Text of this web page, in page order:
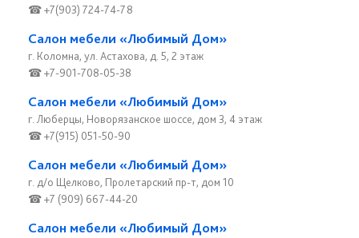
☎ +7(903) 724-74-78
Салон мебели «Любимый Дом»
г. Коломна, ул. Астахова, д. 5, 2 этаж
☎ +7-901-708-05-38
Салон мебели «Любимый Дом»
г. Люберцы, Новорязанское шоссе, дом 3, 4 этаж
☎ +7(915) 051-50-90
Салон мебели «Любимый Дом»
г. д/о Щелково, Пролетарский пр-т, дом 10
☎ +7 (909) 667-44-20
Салон мебели «Любимый Дом»